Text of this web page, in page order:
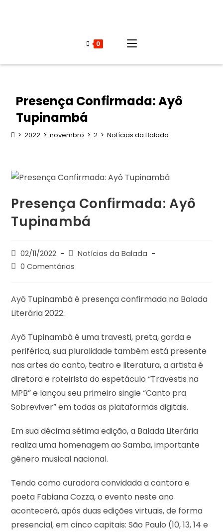
0
Presença Confirmada: Ayô
Tupinambá
> 2022 > novembro > 2 > Notícias da Balada
Presença Confirmada: Ayô
Tupinambá
02/11/2022
Notícias da Balada
0 Comentários
Ayô Tupinambá é presença confirmada na Balada
Literária 2022.
Ayô Tupinambá é uma travesti, preta, gorda e
periférica, sua pluralidade também está presente
nas artes do canto, teatro e literatura, a artista é
diretora e roteirista do espetáculo “Travestis na
MPB” e lançou seu primeiro single “Canto pra
Sobreviver” em todas as plataformas digitais.
Em sua décima sétima edição, a Balada Literária
realiza uma homenagem ao Samba, importante
gênero musical nacional.
Tendo como curadora convidada a cantora e
poeta Fabiana Cozza, o evento neste ano
acontecerá, após duas edições virtuais, de forma
presencial, em cinco capitais: São Paulo (10, 13, 14 e